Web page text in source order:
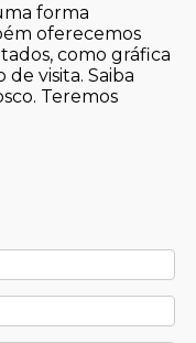
forma
oferecemos
como gráfica
visita. Saiba
Teremos